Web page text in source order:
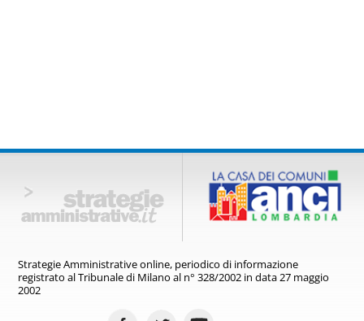
Strategie Amministrative online, periodico di informazione
registratoal Tribunale di Milano al n° 328/2002 in data 27 maggio
2002